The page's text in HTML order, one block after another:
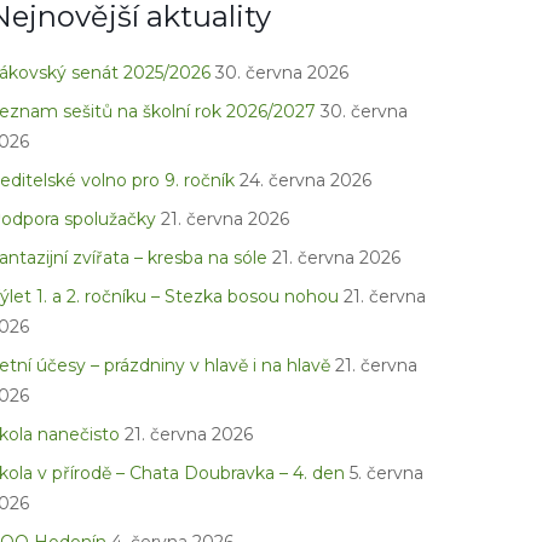
aktuality
senát 2025/2026 30. června 2026
sešitů na školní rok 2026/2027 30. června
volno pro 9. ročník 24. června 2026
spolužačky 21. června 2026
zvířata – kresba na sóle 21. června 2026
1. a 2. ročníku – Stezka bosou nohou 21. června
účesy – prázdniny v hlavě i na hlavě 21. června
nanečisto 21. června 2026
v přírodě – Chata Doubravka – 4. den 5. června